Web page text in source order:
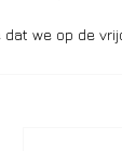
we op de